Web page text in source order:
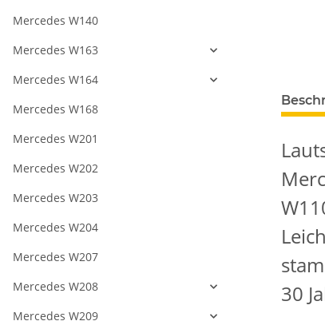
30
Mercedes W140
Mercedes W163
Mercedes W164
Mercedes W168
Mercedes W201
Mercedes W202
Mercedes W203
Mercedes W204
Mercedes W207
Mercedes W208
Mercedes W209